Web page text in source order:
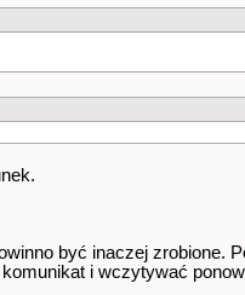
być inaczej zrobione.
i wczytywać